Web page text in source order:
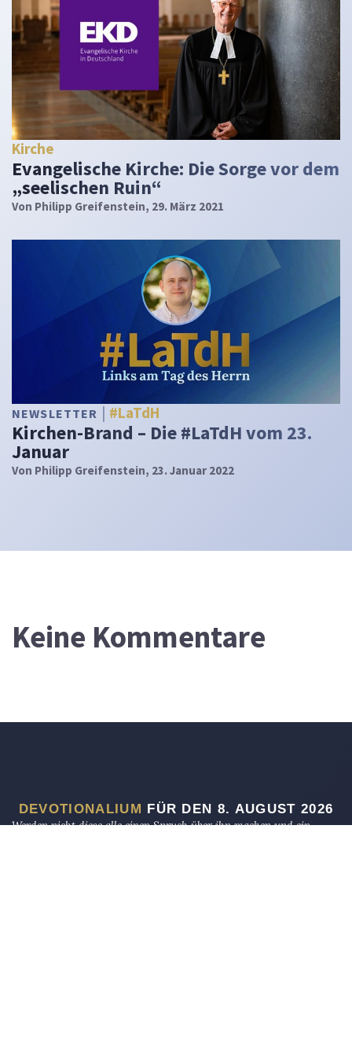
Kirche
Evangelische Kirche: Die Sorge vor dem
„seelischen Ruin“
Von Philipp Greifenstein, 29. März 2021
NEWSLETTER #LaTdH
Kirchen-Brand – Die #LaTdH vom 23.
Januar
Von Philipp Greifenstein, 23. Januar 2022
Keine Kommentare
DEVOTIONALIUM
FÜR DEN 8. AUGUST 2026
Werden nicht diese alle einen Spruch über ihn machen und ein